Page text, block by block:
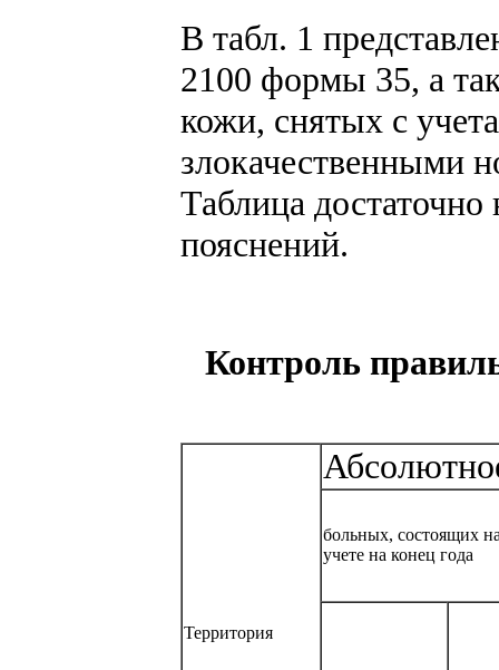
В табл. 1
2100 формы 35, а
кожи, снятых с
злокачественными
Таблица
пояснений.
Контроль
Территория
больных, состоящих
учете на конец года